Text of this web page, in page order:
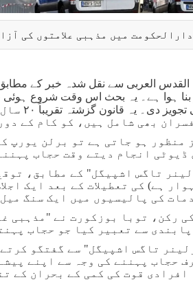
میں مذہبی علامتوں کی
القدس العربی سے نقل شدہ خبر کے
بنا ہوا ہے۔ یہ بحث اس وقت شروع
دی۔ یہ قانون گزشتہ تقریباً ۲۰
بھی شامل ہیں، کو کام کے
منظور ہو جاتی ہے تو برلن یورپ
ڈیوٹی انجام دیتے وقت حجاب
تاگس اشپیگل" کے مطابق،
ہے) کی تعطیلات کے بعد ایک
کی پالیسیوں میں ایک سنگ
رکن، توبا بوزکورت نے "مذہبی
پابندی سے تعبیر کیا جو حجاب
تاگس اشپیگل" سے گفتگو
حجاب پہننے کی وجہ سے اپنے
افرادی قوت کی کمی کے بحران کے